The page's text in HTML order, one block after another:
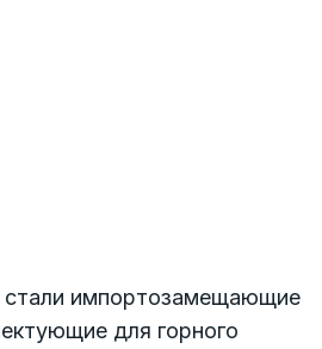
импортозамещающие
для горного